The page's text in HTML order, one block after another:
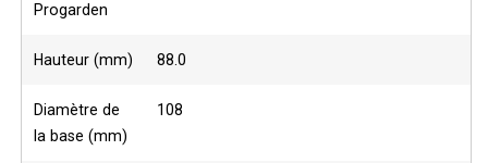
Progarden
Hauteur (mm) 88.0
Diamètre de
la base (mm)
108